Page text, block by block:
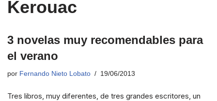
Kerouac
3 novelas muy recomendables para
el verano
por Fernando Nieto Lobato 19/06/2013
Tres libros, muy diferentes, de tres grandes escritores, un